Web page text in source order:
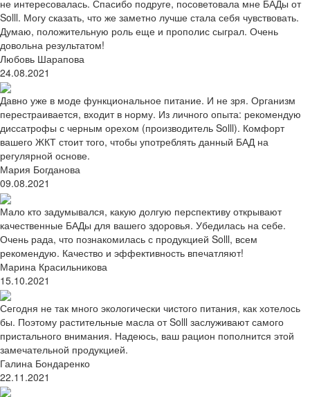
не интересовалась. Спасибо подруге, посоветовала мне БАДы от
Solll. Могу сказать, что же заметно лучше стала себя чувствовать.
Думаю, положительную роль еще и прополис сыграл. Очень
довольна результатом!
Любовь Шарапова
24.08.2021
Давно уже в моде функциональное питание. И не зря. Организм
перестраивается, входит в норму. Из личного опыта: рекомендую
диссатрофы с черным орехом (производитель Solll). Комфорт
вашего ЖКТ стоит того, чтобы употреблять данный БАД на
регулярной основе.
Мария Богданова
09.08.2021
Мало кто задумывался, какую долгую перспективу открывают
качественные БАДы для вашего здоровья. Убедилась на себе.
Очень рада, что познакомилась с продукцией Solll, всем
рекомендую. Качество и эффективность впечатляют!
Марина Красильникова
15.10.2021
Сегодня не так много экологически чистого питания, как хотелось
бы. Поэтому растительные масла от Solll заслуживают самого
пристального внимания. Надеюсь, ваш рацион пополнится этой
замечательной продукцией.
Галина Бондаренко
22.11.2021